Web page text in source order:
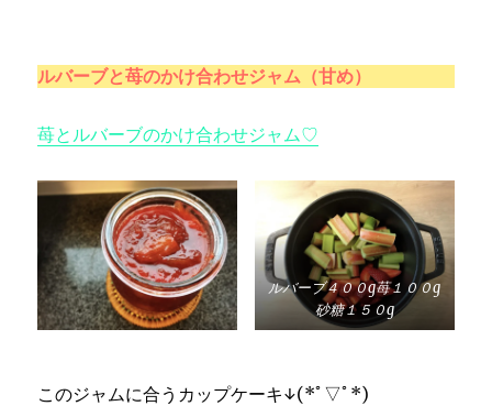
ルバーブと苺のかけ合わせジャム（甘め）
苺とルバーブのかけ合わせジャム♡
ルバーブ４００g苺１００g
砂糖１５０g
このジャムに合うカップケーキ↓(*ﾟ▽ﾟ*)